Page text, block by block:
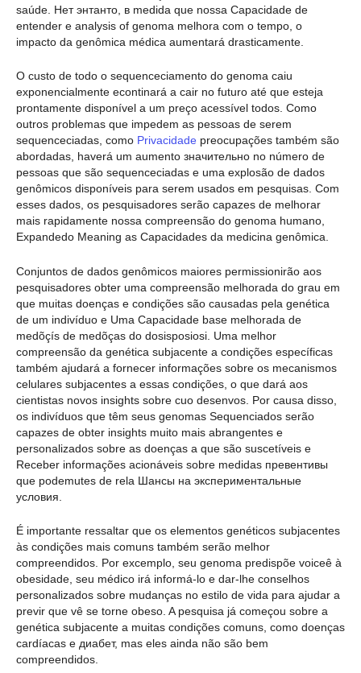
saúde. Нет энтанто, в medida que nossa Capacidade de
entender e analysis of genoma melhora com o tempo, o
impacto da genômica médica aumentará drasticamente.
O custo de todo o sequenceciamento do genoma caiu
exponencialmente econtinará a cair no futuro até que esteja
prontamente disponível a um preço acessível todos. Como
outros problemas que impedem as pessoas de serem
sequenceciadas, como Privacidade preocupações também são
abordadas, haverá um aumento значительно no número de
pessoas que são sequenceciadas e uma explosão de dados
genômicos disponíveis para serem usados em pesquisas. Com
esses dados, os pesquisadores serão capazes de melhorar
mais rapidamente nossa compreensão do genoma humano,
Expandedo Meaning as Capacidades da medicina genômica.
Conjuntos de dados genômicos maiores permissionirão aos
pesquisadores obter uma compreensão melhorada do grau em
que muitas doenças e condições são causadas pela genética
de um indivíduo e Uma Capacidade base melhorada de
medõçís de medõças do dosisposiosi. Uma melhor
compreensão da genética subjacente a condições específicas
também ajudará a fornecer informações sobre os mecanismos
celulares subjacentes a essas condições, o que dará aos
cientistas novos insights sobre cuo desenvos. Por causa disso,
os indivíduos que têm seus genomas Sequenciados serão
capazes de obter insights muito mais abrangentes e
personalizados sobre as doenças a que são suscetíveis e
Receber informações acionáveis sobre medidas превентивы
que podemutes de rela Шансы на экспериментальные
условия.
É importante ressaltar que os elementos genéticos subjacentes
às condições mais comuns também serão melhor
compreendidos. Por excemplo, seu genoma predispõe voiceê à
obesidade, seu médico irá informá-lo e dar-lhe conselhos
personalizados sobre mudanças no estilo de vida para ajudar a
previr que vê se torne obeso. A pesquisa já começou sobre a
genética subjacente a muitas condições comuns, como doenças
cardíacas e диабет, mas eles ainda não são bem
compreendidos.